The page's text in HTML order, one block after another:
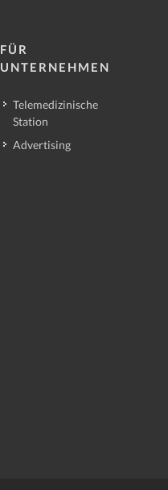
FÜR
UNTERNEHMEN
Telemedizinische
Station
Advertising